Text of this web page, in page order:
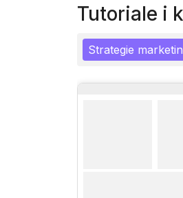
na
tworzeniu klas i
operatorów,
dziedziczeniu.
niezbędne do
tutoriale i
Strategie